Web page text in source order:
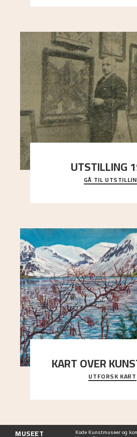
UTSTILLING
Då Astrup døydde i 1928, tok
Kaland og Simon
GÅ TIL
KART OVER
Utforsk stedene og utsiktene i
UTFORSK KART
MUSEET Kode Kunstmuseer og